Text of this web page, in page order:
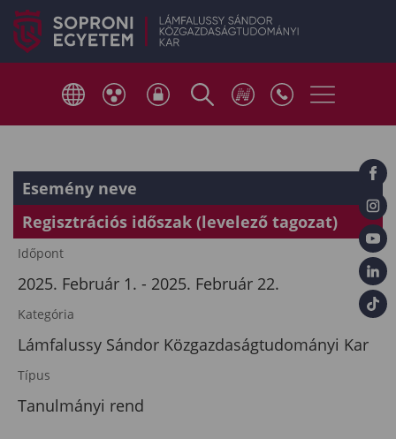
Esemény neve
Regisztrációs időszak (levelező tagozat)
Időpont
2025. Február 1. - 2025. Február 22.
Kategória
Lámfalussy Sándor Közgazdaságtudományi Kar
Típus
Tanulmányi rend